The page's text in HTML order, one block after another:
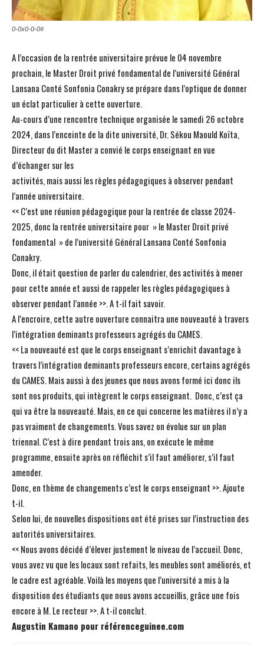
0-0x0-0-0#
A l’occasion de la rentrée universitaire prévue le 04 novembre
prochain, le Master Droit privé fondamental de l’université Général
Lansana Conté Sonfonia Conakry se prépare dans l’optique de donner
un éclat particulier à cette ouverture.
Au-cours d’une rencontre technique organisée le samedi 26 octobre
2024, dans l’enceinte de la dite université, Dr. Sékou Maould Koïta,
Directeur du dit Master a convié le corps enseignant en vue
d’échanger sur les
activités, mais aussi les règles pédagogiques à observer pendant
l’année universitaire.
<< C’est une réunion pédagogique pour la rentrée de classe 2024-
2025, donc la rentrée universitaire pour » le Master Droit privé
fondamental » de l’université Général Lansana Conté Sonfonia
Conakry.
Donc, il était question de parler du calendrier, des activités à mener
pour cette année et aussi de rappeler les règles pédagogiques à
observer pendant l’année >>. A t-il fait savoir.
A l’encroire, cette autre ouverture connaitra une nouveauté à travers
l’intégration deminants professeurs agrégés du CAMES.
<< La nouveauté est que le corps enseignant s’enrichit davantage à
travers l’intégration deminants professeurs encore, certains agrégés
du CAMES. Mais aussi à des jeunes que nous avons formé ici donc ils
sont nos produits, qui intègrent le corps enseignant. Donc, c’est ça
qui va être la nouveauté. Mais, en ce qui concerne les matières il n’y a
pas vraiment de changements. Vous savez on évolue sur un plan
triennal. C’est à dire pendant trois ans, on exécute le même
programme, ensuite après on réfléchit s’il faut améliorer, s’il faut
amender.
Donc, en thème de changements c’est le corps enseignant >>. Ajoute
t-il.
Selon lui, de nouvelles dispositions ont été prises sur l’instruction des
autorités universitaires.
<< Nous avons décidé d’élever justement le niveau de l’accueil. Donc,
vous avez vu que les locaux sont refaits, les meubles sont améliorés, et
le cadre est agréable. Voilà les moyens que l’université a mis à la
disposition des étudiants que nous avons accueillis, grâce une fois
encore à M. Le recteur >>. A t-il conclut.
Augustin Kamano pour référenceguinee.com